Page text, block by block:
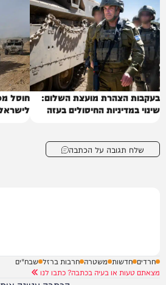
בעקבות הצהרת מועצת השלום:
שינוי במדיניות החיסולים בעזה
חוסל
שלח תגובה על הכתבה
חרדים חדשות משטרה חרבות ברזל שבח"ים
מצאתם טעות או בעיה בכתבה? כתבו לנו